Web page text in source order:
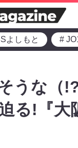
よしもと #
うな（
る!『大